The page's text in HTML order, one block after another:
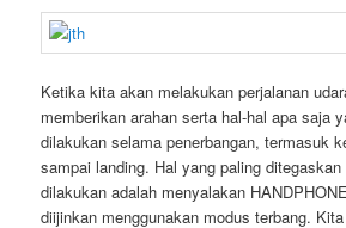
Ketika kita akan melakukan perjalanan
memberikan arahan serta hal-hal apa saja
dilakukan selama penerbangan, termasuk
sampai landing. Hal yang paling
dilakukan adalah menyalakan
diijinkan menggunakan modus terbang.